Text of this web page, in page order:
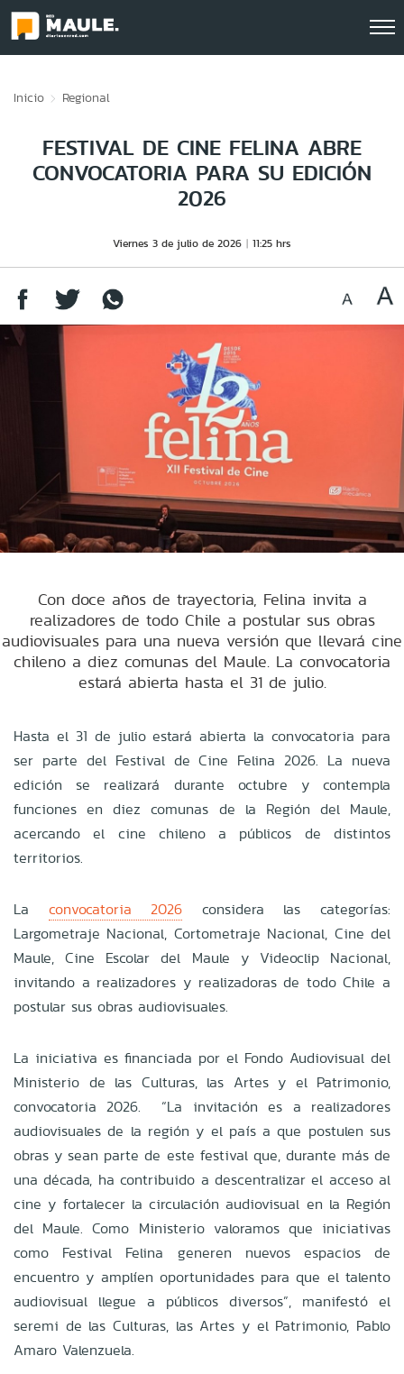
Inicio Regional
FESTIVAL DE CINE FELINA ABRE
CONVOCATORIA PARA SU EDICIÓN
2026
Viernes 3 de julio de 2026 11:25 hrs
Con doce años de trayectoria, Felina invita a
realizadores de todo Chile a postular sus obras
audiovisuales para una nueva versión que llevará cine
chileno a diez comunas del Maule. La convocatoria
estará abierta hasta el 31 de julio.
Hasta el 31 de julio estará abierta la convocatoria para
ser parte del Festival de Cine Felina 2026. La nueva
edición se realizará durante octubre y contempla
funciones en diez comunas de la Región del Maule,
acercando el cine chileno a públicos de distintos
territorios.
La convocatoria 2026 considera las categorías:
Largometraje Nacional, Cortometraje Nacional, Cine del
Maule, Cine Escolar del Maule y Videoclip Nacional,
invitando a realizadores y realizadoras de todo Chile a
postular sus obras audiovisuales.
La iniciativa es financiada por el Fondo Audiovisual del
Ministerio de las Culturas, las Artes y el Patrimonio,
convocatoria 2026. “La invitación es a realizadores
audiovisuales de la región y el país a que postulen sus
obras y sean parte de este festival que, durante más de
una década, ha contribuido a descentralizar el acceso al
cine y fortalecer la circulación audiovisual en la Región
del Maule. Como Ministerio valoramos que iniciativas
como Festival Felina generen nuevos espacios de
encuentro y amplíen oportunidades para que el talento
audiovisual llegue a públicos diversos”, manifestó el
seremi de las Culturas, las Artes y el Patrimonio, Pablo
Amaro Valenzuela.